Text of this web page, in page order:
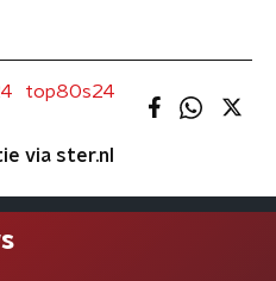
top80s24
via ster.nl